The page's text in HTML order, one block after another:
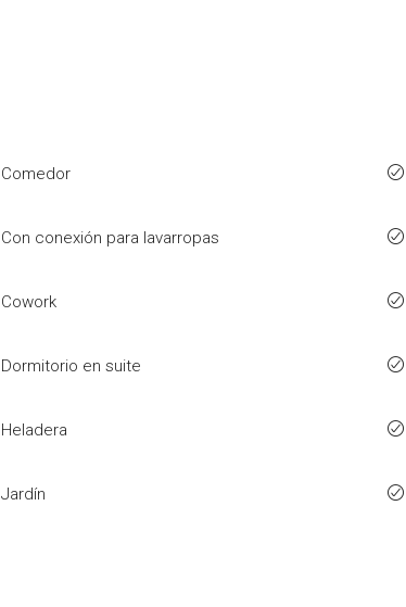
Comedor
Con conexión para lavarropas
Cowork
Dormitorio en suite
Heladera
Jardín